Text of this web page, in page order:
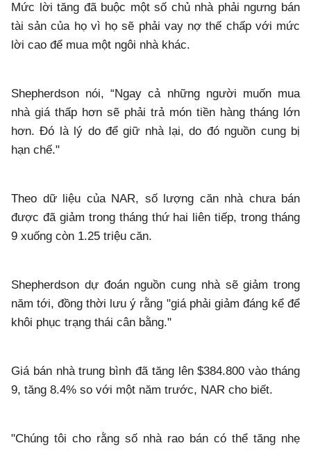
Mức lời tăng đã buộc một số chủ nhà phải ngưng bán
tài sản của họ vì họ sẽ phải vay nợ thế chấp với mức
lời cao để mua một ngôi nhà khác.
Shepherdson nói, “Ngay cả những người muốn mua
nhà giá thấp hơn sẽ phải trả món tiền hàng tháng lớn
hơn. Đó là lý do để giữ nhà lại, do đó nguồn cung bị
hạn chế."
Theo dữ liệu của NAR, số lượng căn nhà chưa bán
được đã giảm trong tháng thứ hai liên tiếp, trong tháng
9 xuống còn 1.25 triệu căn.
Shepherdson dự đoán nguồn cung nhà sẽ giảm trong
năm tới, đồng thời lưu ý rằng "giá phải giảm đáng kể để
khôi phục trạng thái cân bằng."
Giá bán nhà trung bình đã tăng lên $384.800 vào tháng
9, tăng 8.4% so với một năm trước, NAR cho biết.
"Chúng tôi cho rằng số nhà rao bán có thể tăng nhẹ